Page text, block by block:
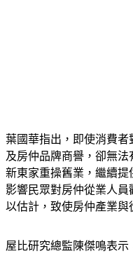
葉國華指出，即使消費
及房仲品牌商譽，卻無
新東家重操舊業，繼續
影響民眾對房仲從業人
以估計，致使房仲產業與
屋比研究總監陳傑鳴表